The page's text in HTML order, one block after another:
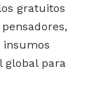
gratuitos
insumos
global para